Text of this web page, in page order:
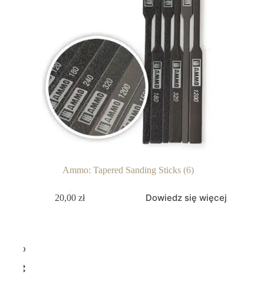
Ammo: Tapered Sanding Sticks (6)
20,00zł Dowiedz się więcej